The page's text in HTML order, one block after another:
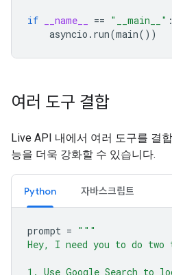
if __name__ == "__main__" :
asyncio . run(main())
여러 도구 결합
Live API 내에서 여러 도구를 결
능을 더욱 강화할 수 있습니다.
Python 자바스크립트
prompt = """
Hey, I need you to do two
1. Use Google Search to